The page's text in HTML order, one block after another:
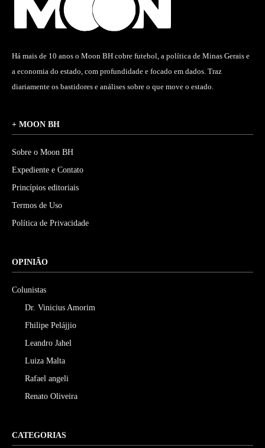
Há mais de 10 anos o Moon BH cobre futebol, a política de Minas Gerais e
a economia do estado, com profundidade e focado em dados. Traz
diariamente os bastidores e análises sobre o que move o estado.
+ MOON BH
Sobre o Moon BH
Expediente e Contato
Princípios editoriais
Termos de Uso
Política de Privacidade
OPINIÃO
Colunistas
Dr. Vinicius Amorim
Fhilipe Pelájjio
Leandro Jahel
Luiza Malta
Rafael angeli
Renato Oliveira
CATEGORIAS